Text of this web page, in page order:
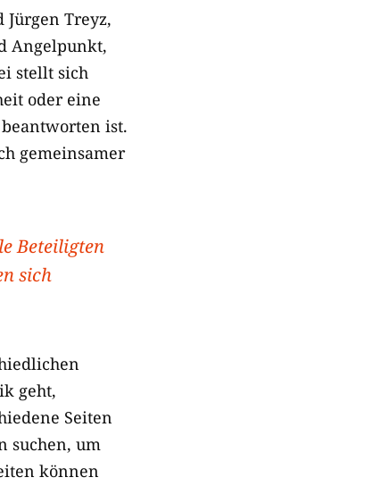
Treyz,
Angelpunkt,
stellt sich
oder eine
ist.
gemeinsamer
Beteiligten
sich
geht,
Seiten
suchen, um
können